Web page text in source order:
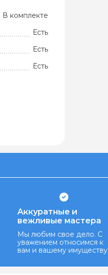
В комплекте
Есть
Есть
Есть
Аккуратные и
вежливые мастера
Мы любим свое дело. С
уважением относимся к
вам и вашему имуществу